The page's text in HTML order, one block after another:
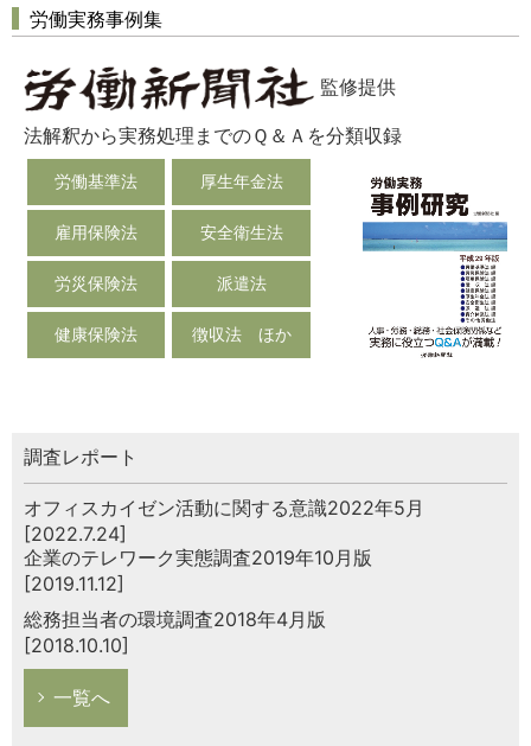
労働実務事例集
監修提供
法解釈から実務処理までのＱ＆Ａを分類収録
労働基準法 厚生年金法
雇用保険法 安全衛生法
労災保険法 派遣法
健康保険法 徴収法 ほか
調査レポート
オフィスカイゼン活動に関する意識2022年5月
[2022.7.24]
企業のテレワーク実態調査2019年10月版
[2019.11.12]
総務担当者の環境調査2018年4月版
[2018.10.10]
一覧へ